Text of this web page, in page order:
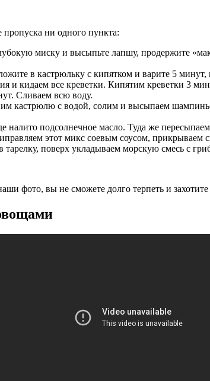
ни одного пункта:
миску и высыпьте лапшу, продержите
в кастрюльку с кипятком и варите 5 минут,
и кидаем все креветки. Кипятим креветки 3
Сливаем всю воду.
кастрюлю с водой, солим и высыпаем
налито подсолнечное масло. Туда же
этот микс соевым соусом,
поверх укладываем морскую смесь с
фото, вы не сможете долго терпеть и